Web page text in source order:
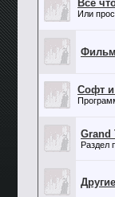
Всё
Или
Софт
Grand
Раздел